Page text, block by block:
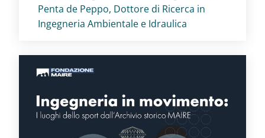
Penta de Peppo, Dottore di Ricerca in
Ingegneria Ambientale e Idraulica